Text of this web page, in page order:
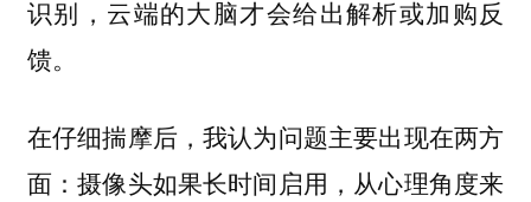
识别，云端的大脑才会给出解析或加购反
馈。
在仔细揣摩后，我认为问题主要出现在两方
面：摄像头如果长时间启用，从心理角度来